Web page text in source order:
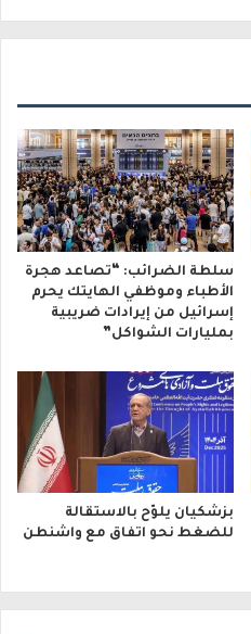
سلطة الضرائب: “تصاعد هجرة
الأطباء وموظفي الهايتك يحرم
إسرائيل من إيرادات ضريبية
بمليارات الشواكل”
بزشكيان يلوّح بالاستقالة
للضغط نحو اتفاق مع واشنطن